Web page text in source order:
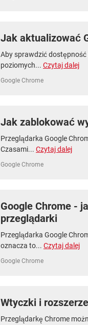
Jak aktualizować
Aby sprawdzić
poziomych... Czytaj dalej
Google Chrome
Jak zablokować
Przeglądarka Google
Czasami... Czytaj dalej
Google Chrome
Google Chrome -
przeglądarki
Przeglądarka Google
oznacza to... Czytaj dalej
Google Chrome
Wtyczki i
Przeglądarkę Chrome